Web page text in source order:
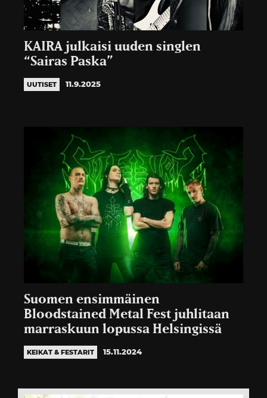
KAIRA julkaisi uuden singlen
“Sairas Paska”
UUTISET 11.9.2025
Suomen ensimmäinen
Bloodstained Metal Fest juhlitaan
marraskuun lopussa Helsingissä
KEIKAT & FESTARIT 15.11.2024